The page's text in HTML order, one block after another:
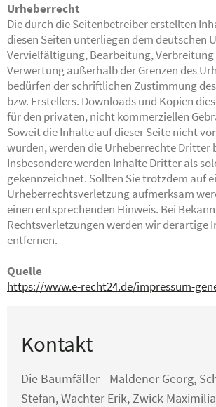
Urheberrecht
Die durch die Seitenbetreiber erstellten
diesen Seiten unterliegen dem deutschen
Vervielfältigung, Bearbeitung, Verbreitung
Verwertung außerhalb der Grenzen des
bedürfen der schriftlichen Zustimmung
bzw. Erstellers. Downloads und Kopien
für den privaten, nicht kommerziellen
Soweit die Inhalte auf dieser Seite nicht
wurden, werden die Urheberrechte Dritter
Insbesondere werden Inhalte Dritter als
gekennzeichnet. Sollten Sie trotzdem auf
Urheberrechtsverletzung aufmerksam
einen entsprechenden Hinweis. Bei
Rechtsverletzungen werden wir derartige
entfernen.
Quelle
https://www.e-recht24.de/impressum-
Kontakt
Die Baumfäller - Maldener Georg,
Stefan, Wachter Erik, Zwick